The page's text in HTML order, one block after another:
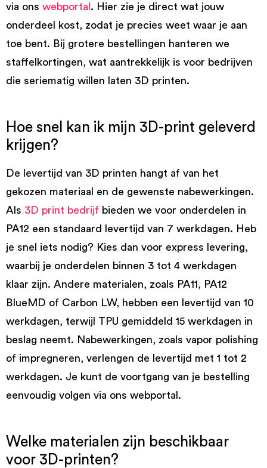
via ons webportal . Hier zie je direct wat jouw
onderdeel kost, zodat je precies weet waar je aan
toe bent. Bij grotere bestellingen hanteren we
staffelkortingen, wat aantrekkelijk is voor bedrijven
die seriematig willen laten 3D printen.
Hoe snel kan ik mijn 3D-print geleverd
krijgen?
De levertijd van 3D printen hangt af van het
gekozen materiaal en de gewenste nabewerkingen.
Als 3D print bedrijf bieden we voor onderdelen in
PA12 een standaard levertijd van 7 werkdagen. Heb
je snel iets nodig? Kies dan voor express levering,
waarbij je onderdelen binnen 3 tot 4 werkdagen
klaar zijn. Andere materialen, zoals PA11, PA12
BlueMD of Carbon LW, hebben een levertijd van 10
werkdagen, terwijl TPU gemiddeld 15 werkdagen in
beslag neemt. Nabewerkingen, zoals vapor polishing
of impregneren, verlengen de levertijd met 1 tot 2
werkdagen. Je kunt de voortgang van je bestelling
eenvoudig volgen via ons webportal.
Welke materialen zijn beschikbaar
voor 3D-printen?